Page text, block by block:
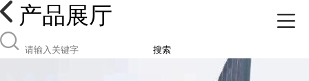
产品展厅
搜索